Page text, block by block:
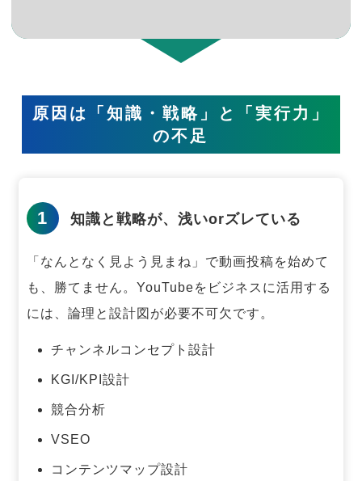
原因は「知識・戦略」と「実行力」
の不足
1 知識と戦略が、浅いorズレている
「なんとなく見よう見まね」で動画投稿を始めて
も、勝てません。 YouTubeをビジネスに活用する
には、論理と設計図が必要不可欠です。
チャンネルコンセプト設計
KGI/KPI設計
競合分析
VSEO
コンテンツマップ設計